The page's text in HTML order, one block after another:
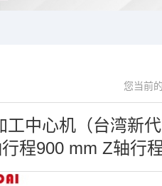
您当前
工中心机（台湾新
程900 mm Z轴行程